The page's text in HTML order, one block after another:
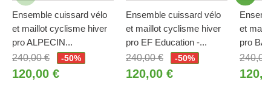
Ensemble cuissard vélo
et maillot cyclisme hiver
pro ALPECIN...
240,00 €
-50%
120,00 €
Ensemble cuissard vélo
et maillot cyclisme hiver
pro EF Education -...
240,00 €
-50%
120,00 €
et
pro
240,00